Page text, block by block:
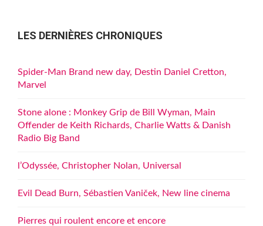
LES DERNIÈRES CHRONIQUES
Spider-Man Brand new day, Destin Daniel Cretton,
Marvel
Stone alone : Monkey Grip de Bill Wyman, Main
Offender de Keith Richards, Charlie Watts & Danish
Radio Big Band
l’Odyssée, Christopher Nolan, Universal
Evil Dead Burn, Sébastien Vaniček, New line cinema
Pierres qui roulent encore et encore